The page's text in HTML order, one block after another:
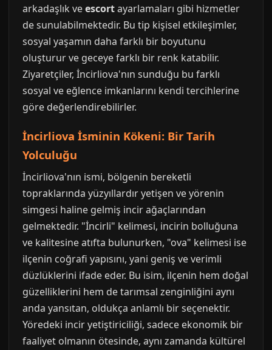
arkadaşlık veescortayarlamaları gibi hizmetler
de sunulabilmektedir. Bu tip kişisel etkileşimler,
sosyal yaşamın daha farklı bir boyutunu
oluşturur ve geceye farklı bir renk katabilir.
Ziyaretçiler, İncirliova'nın sunduğu bu farklı
sosyal ve eğlence imkanlarını kendi tercihlerine
göre değerlendirebilirler.
İncirliova İsminin Kökeni: Bir Tarih
Yolculuğu
İncirliova'nın ismi, bölgenin bereketli
topraklarında yüzyıllardır yetişen ve yörenin
simgesi haline gelmiş incir ağaçlarından
gelmektedir. "İncirli" kelimesi, incirin bolluğuna
ve kalitesine atıfta bulunurken, "ova" kelimesi ise
ilçenin coğrafi yapısını, yani geniş ve verimli
düzlüklerini ifade eder. Bu isim, ilçenin hem doğal
güzelliklerini hem de tarımsal zenginliğini aynı
anda yansıtan, oldukça anlamlı bir seçenektir.
Yöredeki incir yetiştiriciliği, sadece ekonomik bir
faaliyet olmanın ötesinde, aynı zamanda kültürel